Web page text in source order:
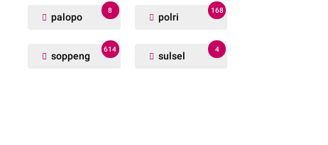
palopo
8
polri
168
soppeng
614
sulsel
4